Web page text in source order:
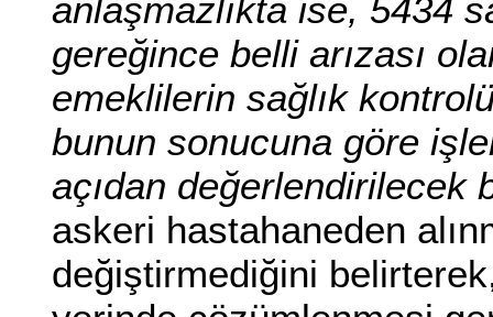
anlaşmazlıkta ise, 5434
gereğince belli arızası
emeklilerin sağlık
bunun sonucuna göre
açıdan değerlendirilecek
askeri hastahaneden
değiştirmediğini